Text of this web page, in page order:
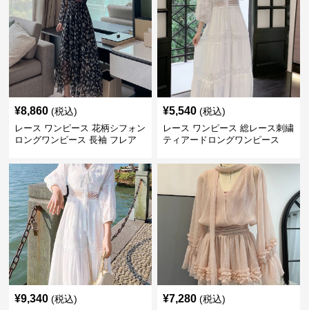
¥8,860 (税込)
レース ワンピース 花柄シフォン
ロングワンピース 長袖 フレア
¥5,540 (税込)
レース ワンピース 総レース刺繍
ティアードロングワンピース
¥9,340 (税込) ¥7,280 (税込)